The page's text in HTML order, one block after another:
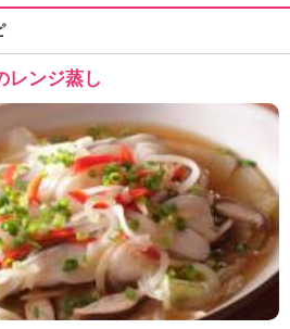
う
の
料
理
」
レンジ蒸し